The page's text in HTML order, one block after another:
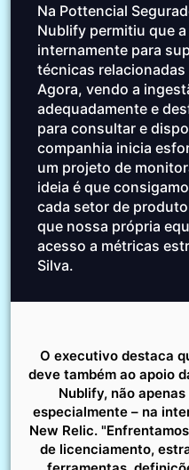
Na Pottencial
Nublify permitiu que
internamente para
técnicas
Agora, vendo a
adequadamente e
para consultar e
companhia inicia
um projeto de
ideia é que
cada setor de
que nossa própria
acesso a métricas
Silva.
O executivo destaca
deve também ao apoio
Nublify, não
especialmente – na
New Relic.
de licenciamento,